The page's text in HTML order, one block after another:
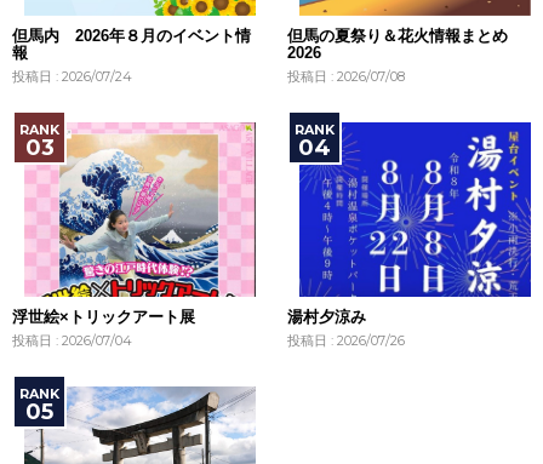
但馬内 2026年８月のイベント情
報
投稿日 : 2026/07/24
但馬の夏祭り＆花火情報まとめ
2026
投稿日 : 2026/07/08
浮世絵×トリックアート展
投稿日 : 2026/07/04
湯村夕涼み
投稿日 : 2026/07/26